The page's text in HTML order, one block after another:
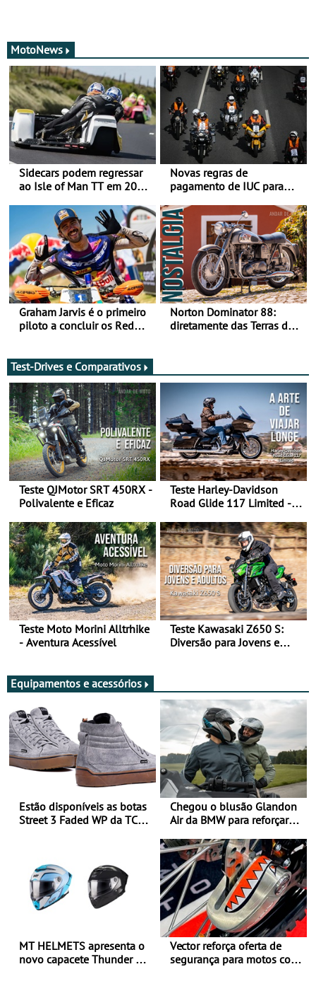
MotoNews
Sidecars podem regressar
ao Isle of Man TT em 2027
Novas regras de
pagamento de IUC para
transição em 2027
Graham Jarvis é o primeiro
piloto a concluir os Red
Norton Dominator 88:
diretamente das Terras de
Test-Drives e Comparativos
Teste QJMotor SRT 450RX -
Polivalente e Eficaz
Teste Harley-Davidson
Road Glide 117 Limited - A
Teste Moto Morini Alltrhike
- Aventura Acessível
Teste Kawasaki Z650 S:
Diversão para Jovens e
Equipamentos e acessórios
Estão disponíveis as botas
Street 3 Faded WP da TCX
Chegou o blusão Glandon
Air da BMW para reforçar
verão
MT HELMETS apresenta o
novo capacete Thunder 4 R
Vector reforça oferta de
segurança para motos com